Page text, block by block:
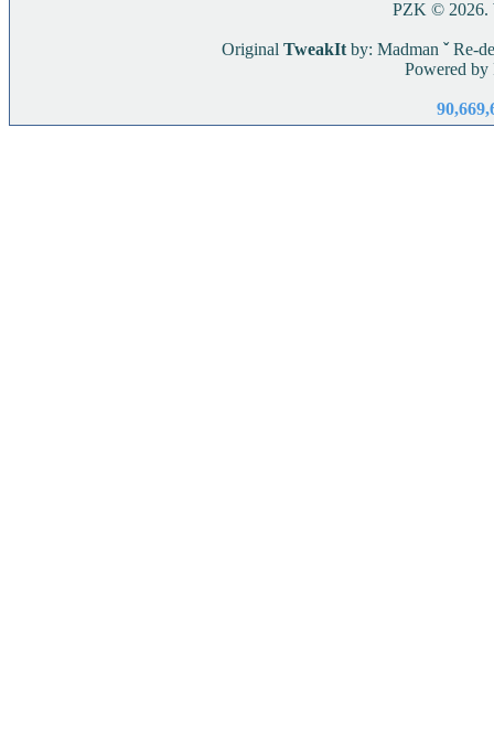
PZK © 2026.
Original TweakItby: Madman ˇRe-
Powered